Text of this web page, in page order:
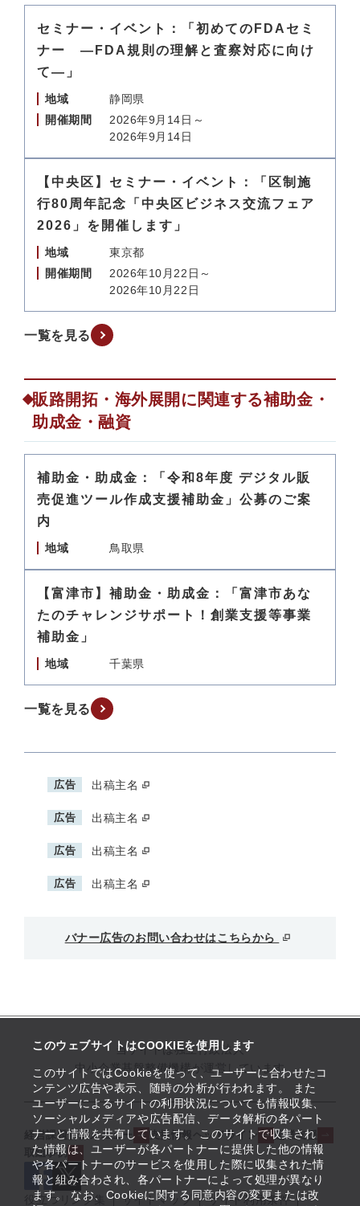
このウェブサイトはCOOKIEを使用します
このサイトではCookieを使って、ユーザーに合わせたコ
ンテンツ広告や表示、随時の分析が行われます。 また
ユーザーによるサイトの利用状況についても情報収集、
ソーシャルメディアや広告配信、データ解析の各パート
ナーと情報を共有しています。 このサイトで収集され
た情報は、ユーザーが各パートナーに提供した他の情報
や各パートナーのサービスを使用した際に収集された情
報と組み合わされ、各パートナーによって処理が異なり
ます。 なお、Cookieに関する同意内容の変更または改
セミナー・イベント：「初めてのFDAセミ
ナー ―FDA規則の理解と査察対応に向け
て―」
地域
静岡県
開催期間
2026年9月14日～
2026年9月14日
【中央区】セミナー・イベント：「区制施
行80周年記念「中央区ビジネス交流フェア
2026」を開催します」
地域
東京都
開催期間
2026年10月22日～
2026年10月22日
一覧を見る
販路開拓・海外展開に関連する補助金・
助成金・融資
補助金・助成金：「令和8年度 デジタル販
売促進ツール作成支援補助金」公募のご案
内
地域 鳥取県
【富津市】補助金・助成金：「富津市あな
たのチャレンジサポート！創業支援等事業
補助金」
地域 千葉県
一覧を見る
広告 出稿主名
広告 出稿主名
広告 出稿主名
広告 出稿主名
バナー広告のお問い合わせはこちらから
当サイトは独立行政法人
中小企業基盤整備機構が運営しています
経営課題解決メニュー 支援情報ヘッドライン
起業支援
取組事例
役立つリンク集 サイトマップ サイト利用条件